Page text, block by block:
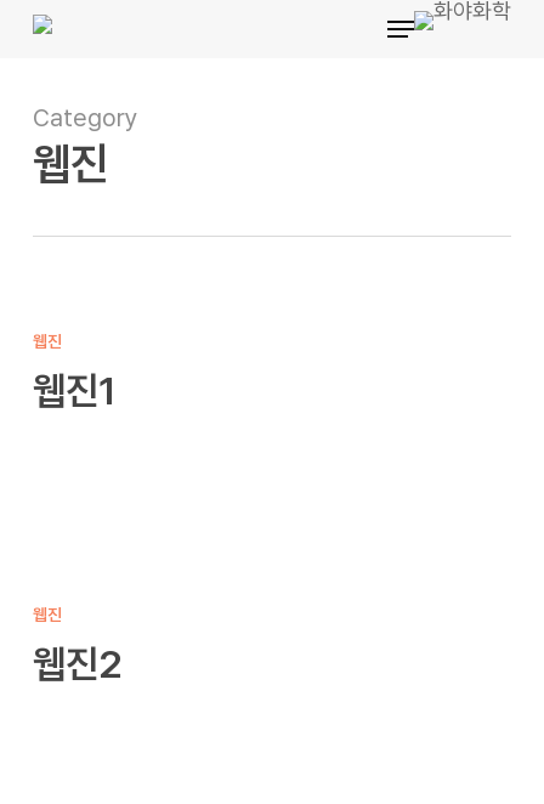
Skip
content
Menu
Category
웹진
웹진
웹진1
웹진
웹진2